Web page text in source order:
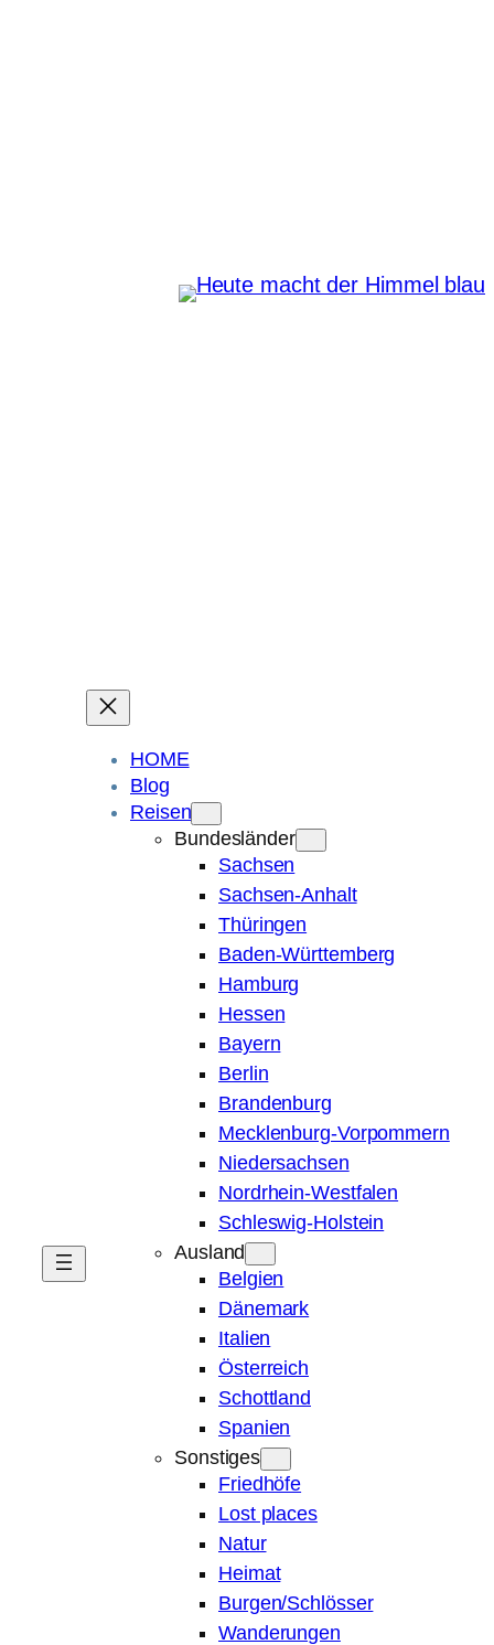
HOME
Blog
Reisen
Bundesländer
Sachsen
Sachsen-Anhalt
Thüringen
Baden-Württemberg
Hamburg
Hessen
Bayern
Berlin
Brandenburg
Mecklenburg-Vorpommern
Niedersachsen
Nordrhein-Westfalen
Schleswig-Holstein
Ausland
Belgien
Dänemark
Italien
Österreich
Schottland
Spanien
Sonstiges
Friedhöfe
Lost places
Natur
Heimat
Burgen/Schlösser
Wanderungen